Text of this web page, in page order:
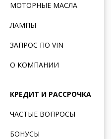
МОТОРНЫЕ МАСЛА
ЛАМПЫ
ЗАПРОС ПО VIN
О КОМПАНИИ
КРЕДИТ И РАССРОЧКА
ЧАСТЫЕ ВОПРОСЫ
БОНУСЫ